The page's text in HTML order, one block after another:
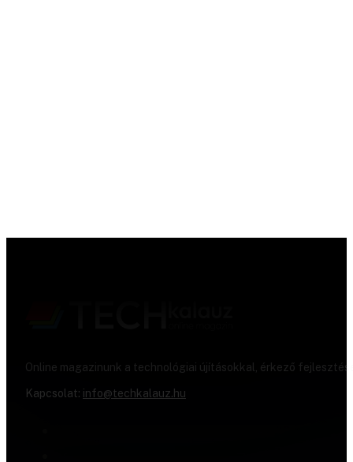
Online magazinunk a technológiai újításokkal, érkező
Kapcsolat: info@techkalauz.hu